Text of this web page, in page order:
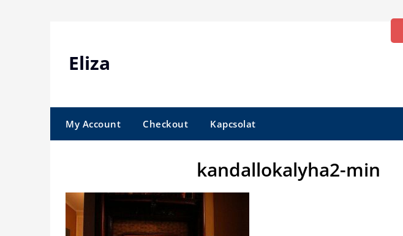
Eliza
My Account Checkout Kapcsolat
kandallokalyha2-min